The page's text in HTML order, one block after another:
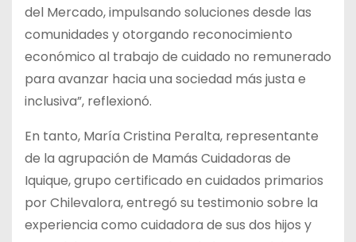
del Mercado, impulsando soluciones desde las
comunidades y otorgando reconocimiento
económico al trabajo de cuidado no remunerado
para avanzar hacia una sociedad más justa e
inclusiva”, reflexionó.
En tanto, María Cristina Peralta, representante
de la agrupación de Mamás Cuidadoras de
Iquique, grupo certificado en cuidados primarios
por Chilevalora, entregó su testimonio sobre la
experiencia como cuidadora de sus dos hijos y